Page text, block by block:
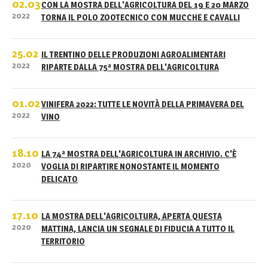
02.03
2022
CON LA MOSTRA DELL'AGRICOLTURA DEL 19 E 20 MARZO
TORNA IL POLO ZOOTECNICO CON MUCCHE E CAVALLI
25.02
2022
IL TRENTINO DELLE PRODUZIONI AGROALIMENTARI
RIPARTE DALLA 75ª MOSTRA DELL'AGRICOLTURA
01.02
2022
VINIFERA 2022: TUTTE LE NOVITÀ DELLA PRIMAVERA DEL
VINO
18.10
2020
LA 74ª MOSTRA DELL'AGRICOLTURA IN ARCHIVIO. C'È
VOGLIA DI RIPARTIRE NONOSTANTE IL MOMENTO
DELICATO
17.10
2020
LA MOSTRA DELL'AGRICOLTURA, APERTA QUESTA
MATTINA, LANCIA UN SEGNALE DI FIDUCIA A TUTTO IL
TERRITORIO